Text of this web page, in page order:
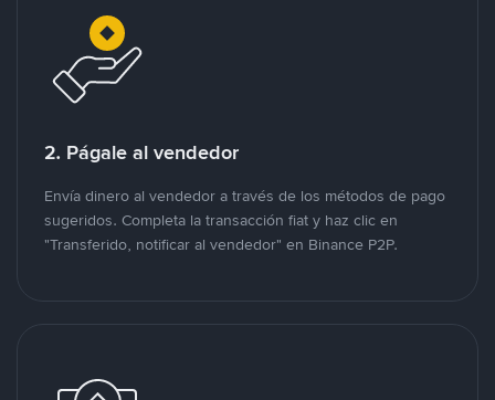
2. Págale al vendedor
Envía dinero al vendedor a través de los métodos de pago
sugeridos. Completa la transacción fiat y haz clic en
"Transferido, notificar al vendedor" en Binance P2P.